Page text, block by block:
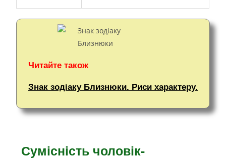
Читайте також
Знак зодіаку Близнюки. Риси характеру.
Сумісність чоловік-